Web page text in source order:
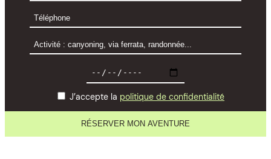
J’accepte la politique de confidentialité